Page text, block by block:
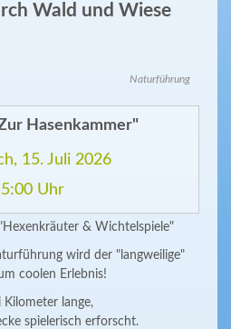
Wald und Wiese
Naturführung
Hasenkammer"
15. Juli 2026
Uhr
& Wichtelspiele"
wird der "langweilige"
coolen Erlebnis!
lange,
spielerisch erforscht.